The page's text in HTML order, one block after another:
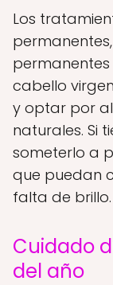
Los
cabello
y optar por
naturales. Si
someterlo a
que puedan
falta de brillo.
Cuidado
del año